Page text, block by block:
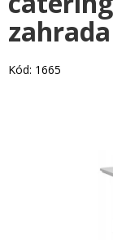
zahrada
Kód: 1665